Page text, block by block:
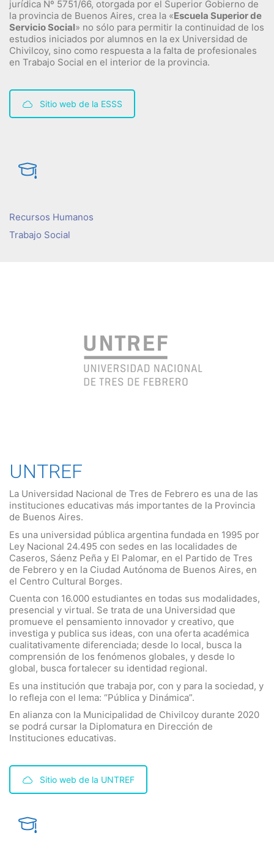
jurídica Nº 5751/66, otorgada por el Superior Gobierno de
la provincia de Buenos Aires, crea la «Escuela Superior de
Servicio Social» no sólo para permitir la continuidad de los
estudios iniciados por alumnos en la ex Universidad de
Chivilcoy, sino como respuesta a la falta de profesionales
en Trabajo Social en el interior de la provincia.
Sitio web de la ESSS
Recursos Humanos
Trabajo Social
UNTREF
La Universidad Nacional de Tres de Febrero es una de las
instituciones educativas más importantes de la Provincia
de Buenos Aires.
Es una universidad pública argentina fundada en 1995 por
Ley Nacional 24.495 con sedes en las localidades de
Caseros, Sáenz Peña y El Palomar, en el Partido de Tres
de Febrero y en la Ciudad Autónoma de Buenos Aires, en
el Centro Cultural Borges.
Cuenta con 16.000 estudiantes en todas sus modalidades,
presencial y virtual. Se trata de una Universidad que
promueve el pensamiento innovador y creativo, que
investiga y publica sus ideas, con una oferta académica
cualitativamente diferenciada; desde lo local, busca la
comprensión de los fenómenos globales, y desde lo
global, busca fortalecer su identidad regional.
Es una institución que trabaja por, con y para la sociedad, y
lo refleja con el lema: “Pública y Dinámica”.
En alianza con la Municipalidad de Chivilcoy durante 2020
se podrá cursar la Diplomatura en Dirección de
Instituciones educativas.
Sitio web de la UNTREF